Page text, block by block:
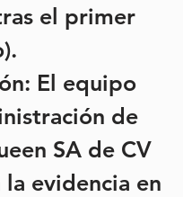
el primer
El equipo
de
SA de CV
la evidencia en